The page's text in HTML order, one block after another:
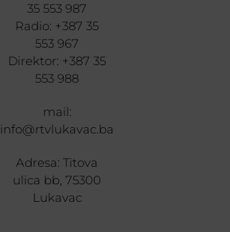
35 553 987
Radio: +387 35
553 967
Direktor: +387 35
553 988
mail:
info@rtvlukavac.ba
Adresa: Titova
ulica bb, 75300
Lukavac